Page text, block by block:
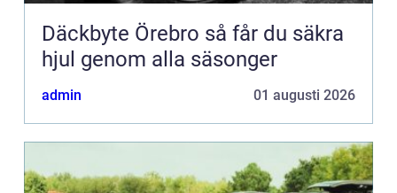
Däckbyte Örebro så får du säkra
hjul genom alla säsonger
admin 01 augusti 2026